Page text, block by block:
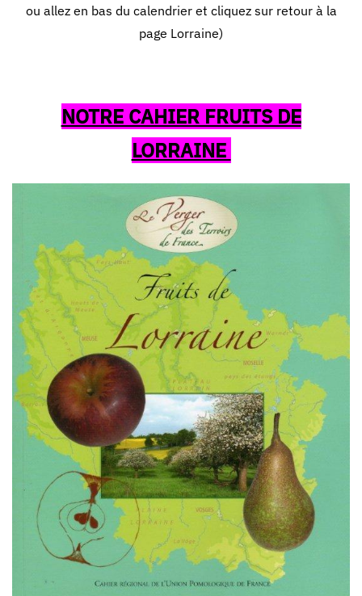
ou allez en bas du calendrier et cliquez sur retour à la
page Lorraine)
NOTRE CAHIER FRUITS DE
LORRAINE